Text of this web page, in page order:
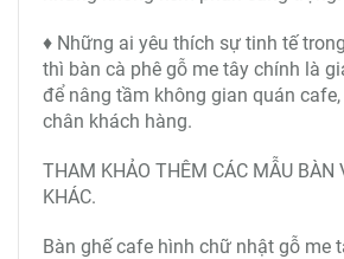
♦ Những ai yêu thích sự tinh tế
thì bàn cà phê gỗ me tây chính là
để nâng tầm không gian quán
chân khách hàng.
THAM KHẢO THÊM CÁC MẪU BÀN
KHÁC.
Bàn ghế cafe hình chữ nhật gỗ me